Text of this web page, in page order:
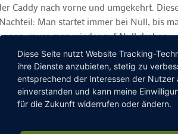
Caddy nach vorne und umgekehrt.
Man startet immer bei Null, bis
muss man wieder auf Null drehen.
und vor allem viel einfacher: Man
dann drückt man einfach die
dreht man nur kurz am Gasgriff
Geschwindigkeit. Man muss also
Diese Seite nutzt Website Tracking-
ihre Dienste anzubieten, stetig zu
entsprechend der Interessen der
einverstanden und kann meine
für die Zukunft widerrufen oder ändern.